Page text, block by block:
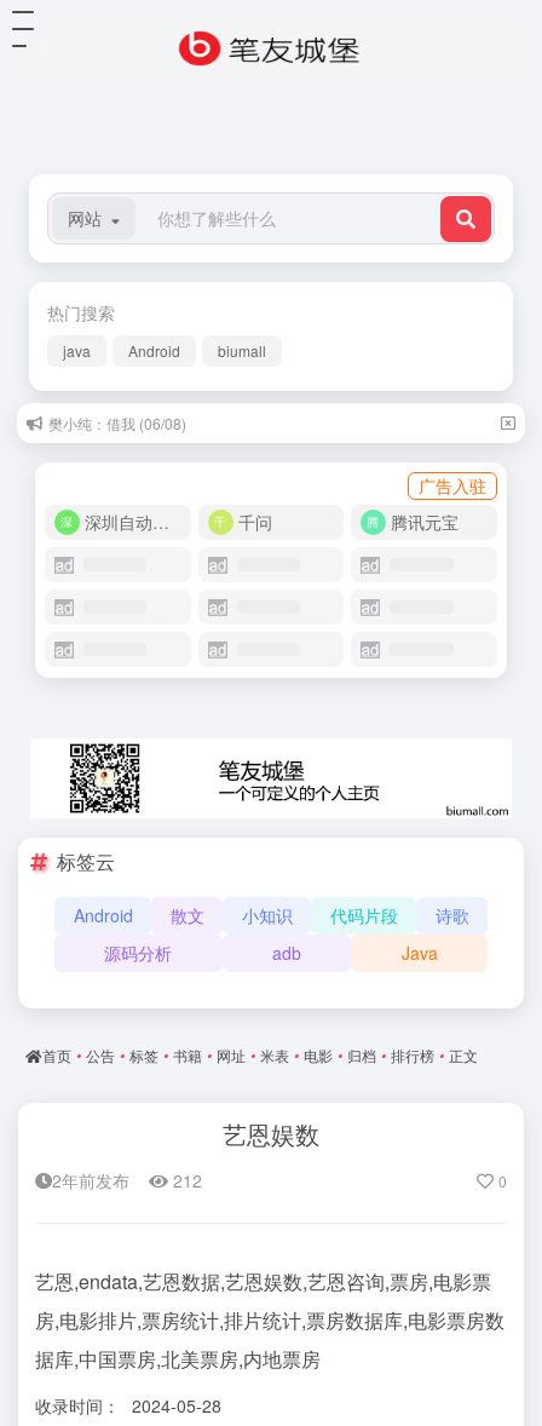
网站
热门搜索
java Android biumall
樊小纯：借我 (06/08)
广告入驻
深圳自动化商城
千问 腾讯元宝
标签云
Android 散文 小知识 代码片段
诗歌
源码分析
adb Java
首页 • 公告 • 标签 • 书籍 • 网址 • 米表 • 电影 • 归档 • 排行榜 • 正文
艺恩娱数
2年前发布 212 0
艺恩,endata,艺恩数据,艺恩娱数,艺恩咨询,票房,电影票
房,电影排片,票房统计,排片统计,票房数据库,电影票房数
据库,中国票房,北美票房,内地票房
收录时间： 2024-05-28